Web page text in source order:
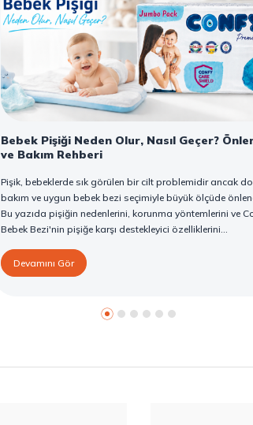
Bebek Pişiği Neden Olur, Nasıl Geçer?
ve Bakım Rehberi
Pişik, bebeklerde sık görülen bir cilt problemidir ancak
bakım ve uygun bebek bezi seçimiyle büyük ölçüde
Bu yazıda pişiğin nedenlerini, korunma yöntemlerini ve
Bebek Bezi'nin pişiğe karşı destekleyici özelliklerini
Devamını Gör